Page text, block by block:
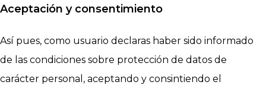
Aceptación y consentimiento
Así pues, como usuario declaras haber sido informado
de las condiciones sobre protección de datos de
carácter personal, aceptando y consintiendo el